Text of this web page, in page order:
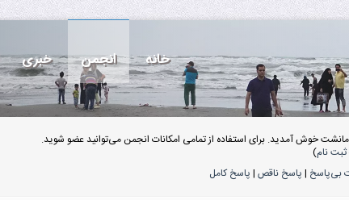
خانه انجمن خبری
خوش آمدید. برای استفاده از تمامی امکانات انجمن می‌توانید عضو شوید.
ثبت نام)
بی‌پاسخ | پاسخ ناقص | پاسخ کامل